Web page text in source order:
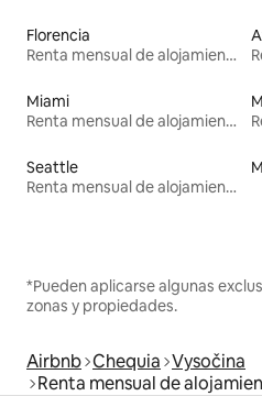
Florencia
Renta mensual de alojamientos
Miami
Renta mensual de alojamientos
Seattle
Renta mensual de alojamientos
*Pueden aplicarse algunas
zonas y propiedades.
Airbnb Chequia Vysočina
Renta mensual de